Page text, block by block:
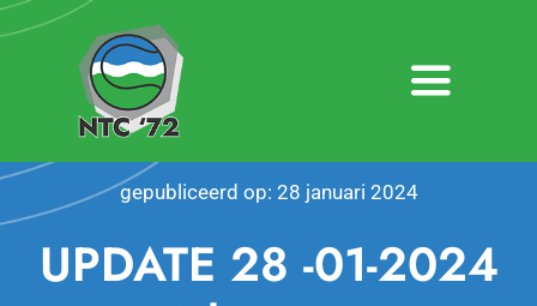
Ga
naar
Toggle
Home
gepubliceerd op: 28 januari 2024
UPDATE 28 -01-2024